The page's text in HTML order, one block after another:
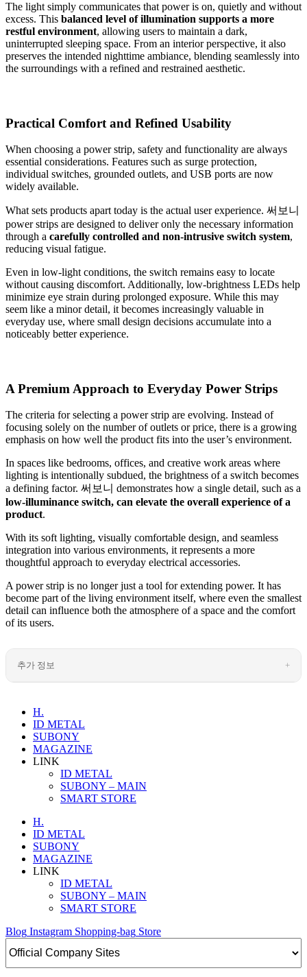
The light simply communicates that power is on, quietly and without
excess. This balanced level of illumination supports a more
restful environment, allowing users to maintain a dark,
uninterrupted sleeping space. From an interior perspective, it also
preserves the intended nighttime ambiance, blending seamlessly into
the surroundings with a refined and restrained aesthetic.
Practical Comfort and Refined Usability
When choosing a power strip, safety and functionality are always
essential considerations. Features such as surge protection,
individual switches, grounded outlets, and USB ports are now
widely available.
What sets products apart today is the actual user experience. 써보니
power strips are designed to deliver only the necessary information
through a carefully controlled and non-intrusive switch system,
reducing visual fatigue.
Even in low-light conditions, the switch remains easy to locate
without causing discomfort. Additionally, low-brightness LEDs help
minimize eye strain during prolonged exposure. While this may
seem like a minor detail, it becomes increasingly valuable in
everyday use, where small design decisions accumulate into a
noticeably better experience.
A Premium Approach to Everyday Power Strips
The criteria for selecting a power strip are evolving. Instead of
focusing solely on the number of outlets or price, there is a growing
emphasis on how well the product fits into the user’s environment.
In spaces like bedrooms, offices, and creative work areas where
lighting is intentionally subdued, the brightness of a switch becomes
a defining factor. 써보니 demonstrates how a single detail, such as a
low-illuminance switch, can elevate the overall experience of a
product.
With its soft lighting, visually comfortable design, and seamless
integration into various environments, it represents a more
thoughtful approach to everyday electrical accessories.
A power strip is no longer just a tool for extending power. It has
become part of the living environment itself, where even the smallest
detail can influence both the atmosphere of a space and the comfort
of its users.
추가 정보
H.
ID METAL
SUBONY
MAGAZINE
LINK
ID METAL
SUBONY – MAIN
SMART STORE
H.
ID METAL
SUBONY
MAGAZINE
LINK
ID METAL
SUBONY – MAIN
SMART STORE
Blog Instagram Shopping-bag Store